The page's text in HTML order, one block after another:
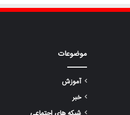
موضوعات
آموزش
خبر